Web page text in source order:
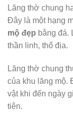
Lăng thờ chung
Đây là một hạng
mộ đẹp bằng đá.
thần linh, thổ địa.
Lăng thờ chung
của khu lăng mộ.
vật khi đến ngày
tiên.